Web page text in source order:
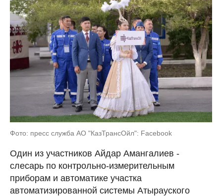
Фото: пресс служба АО "КазТрансОйл": Facebook
Один из участников Айдар Амангалиев -
слесарь по контрольно-измерительным
приборам и автоматике участка
автоматизированной системы Атырауского